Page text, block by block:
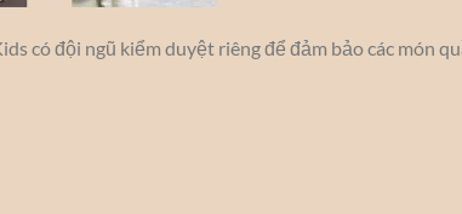
có đội ngũ kiểm duyệt riêng để đảm bảo các món